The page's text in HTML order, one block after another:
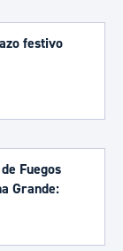
festivo
Fuegos
Grande: